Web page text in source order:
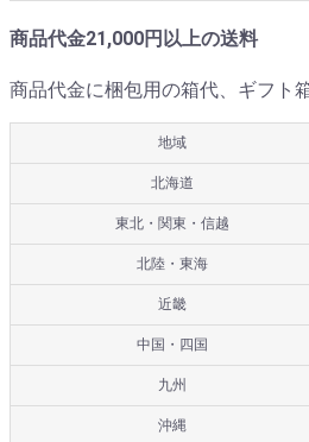
商品代金21,000円以上の送料
商品代金に梱包用の箱代、ギフト
地域
北海道
東北・関東・信越
北陸・東海
近畿
中国・四国
九州
沖縄